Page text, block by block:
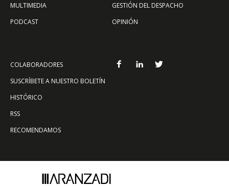
MULTIMEDIA
PODCAST
GESTIÓN DEL DESPACHO
OPINIÓN
COLABORADORES
SUSCRÍBETE A NUESTRO BOLETÍN
HISTÓRICO
RSS
RECOMENDAMOS